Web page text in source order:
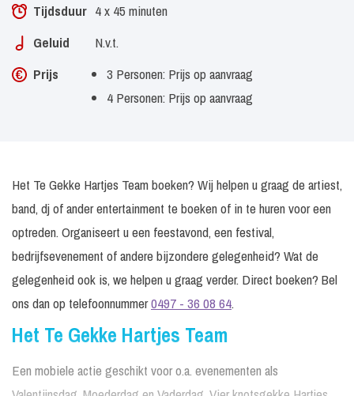
Tijdsduur 4 x 45 minuten
Geluid
N.v.t.
Prijs
3 Personen: Prijs op aanvraag
4 Personen: Prijs op aanvraag
Het Te Gekke Hartjes Team boeken? Wij helpen u graag de artiest,
band, dj of ander entertainment te boeken of in te huren voor een
optreden. Organiseert u een feestavond, een festival,
bedrijfsevenement of andere bijzondere gelegenheid? Wat de
gelegenheid ook is, we helpen u graag verder. Direct boeken? Bel
ons dan op telefoonnummer0497 - 36 08 64.
Het Te Gekke Hartjes Team
Een mobiele actie geschikt voor o.a. evenementen als